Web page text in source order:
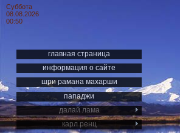
Суббота
08.08.2026
00:50
главная страница
информация о сайте
шри рамана махарши
пападжи
далай лама
карл ренц